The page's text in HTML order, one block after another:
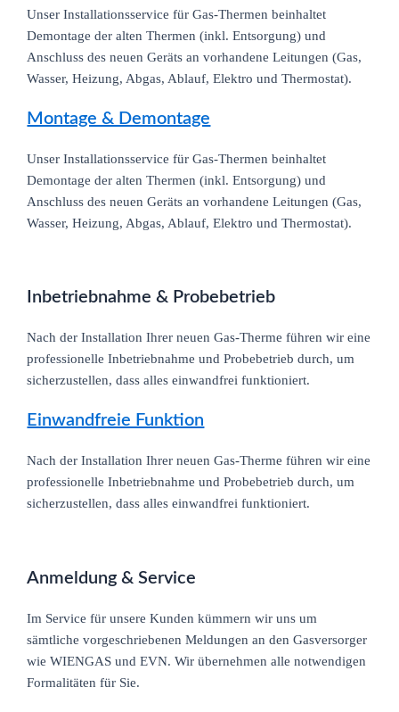
Unser Installationsservice für Gas-Thermen beinhaltet
Demontage der alten Thermen (inkl. Entsorgung) und
Anschluss des neuen Geräts an vorhandene Leitungen (Gas,
Wasser, Heizung, Abgas, Ablauf, Elektro und Thermostat).
Montage & Demontage
Unser Installationsservice für Gas-Thermen beinhaltet
Demontage der alten Thermen (inkl. Entsorgung) und
Anschluss des neuen Geräts an vorhandene Leitungen (Gas,
Wasser, Heizung, Abgas, Ablauf, Elektro und Thermostat).
Inbetriebnahme & Probebetrieb
Nach der Installation Ihrer neuen Gas-Therme führen wir eine
professionelle Inbetriebnahme und Probebetrieb durch, um
sicherzustellen, dass alles einwandfrei funktioniert.
Einwandfreie Funktion
Nach der Installation Ihrer neuen Gas-Therme führen wir eine
professionelle Inbetriebnahme und Probebetrieb durch, um
sicherzustellen, dass alles einwandfrei funktioniert.
Anmeldung & Service
Im Service für unsere Kunden kümmern wir uns um
sämtliche vorgeschriebenen Meldungen an den Gasversorger
wie WIENGAS und EVN. Wir übernehmen alle notwendigen
Formalitäten für Sie.